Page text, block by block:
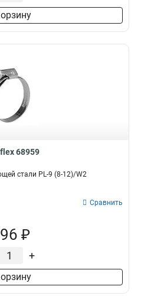
68959
стали PL-9 (8-12)/W2
Сравнить
₽
+